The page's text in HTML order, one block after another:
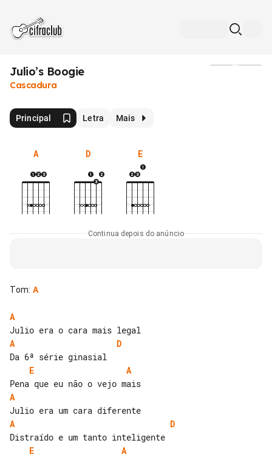
Julio’s Boogie
Cascadura
Principal Letra Mais
A D E
Continua depois do anúncio
Tom: A
A
A
D
E
A
A
A
D
E
A